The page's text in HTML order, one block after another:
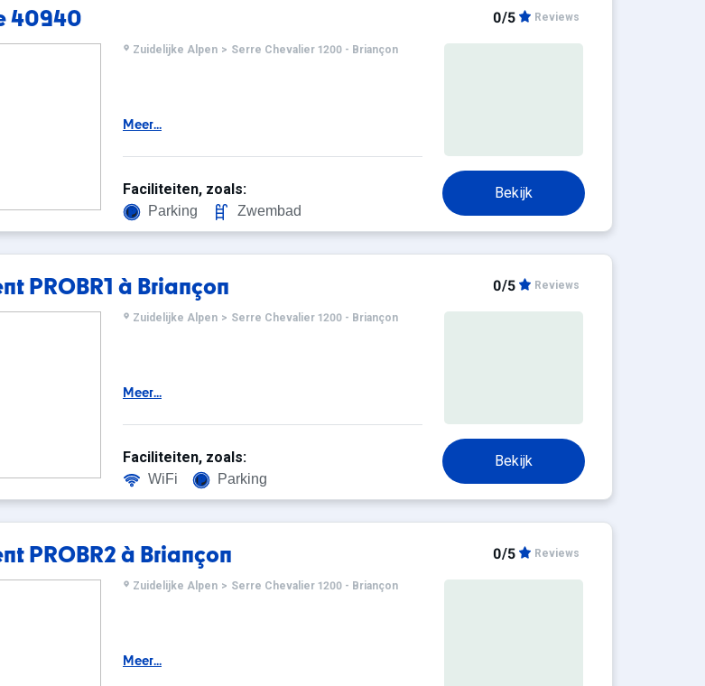
40940 0/5 Reviews
Zuidelijke Alpen > Serre Chevalier 1200 - Briançon
Meer...
Bekijk
Faciliteiten, zoals:
Parking Zwembad
PROBR1 à Briançon 0/5 Reviews
Zuidelijke Alpen > Serre Chevalier 1200 - Briançon
Meer...
Bekijk
Faciliteiten, zoals:
WiFi Parking
PROBR2 à Briançon 0/5 Reviews
Zuidelijke Alpen > Serre Chevalier 1200 - Briançon
Meer...